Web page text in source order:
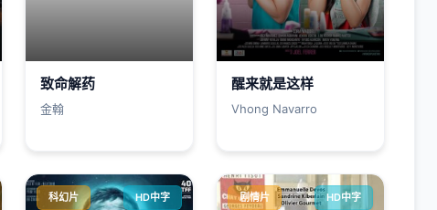
致命解药
金翰
醒来就是这样
Vhong Navarro
科幻片 HD中字 剧情片 HD中字